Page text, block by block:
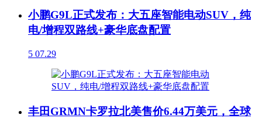
小鹏G9L正式发布：大五座智能电动SUV，纯
电/增程双路线+豪华底盘配置
5 07.29
丰田GRMN卡罗拉北美售价6.44万美元，全球